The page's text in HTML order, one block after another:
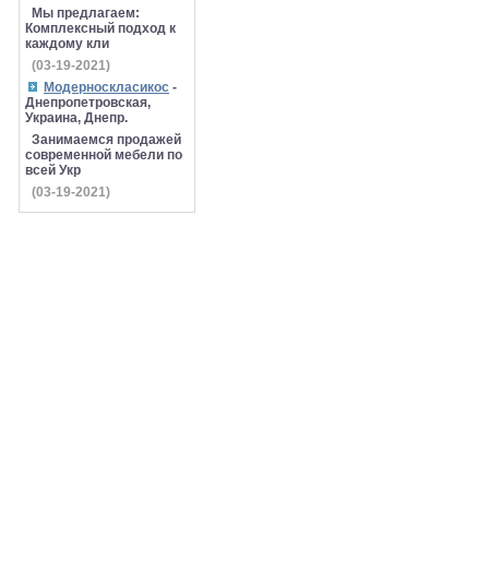
Мы предлагаем:
Комплексный подход к
каждому кли
(03-19-2021)
Модерноскласикос -
Днепропетровская,
Украина, Днепр.
Занимаемся продажей
современной мебели по
всей Укр
(03-19-2021)